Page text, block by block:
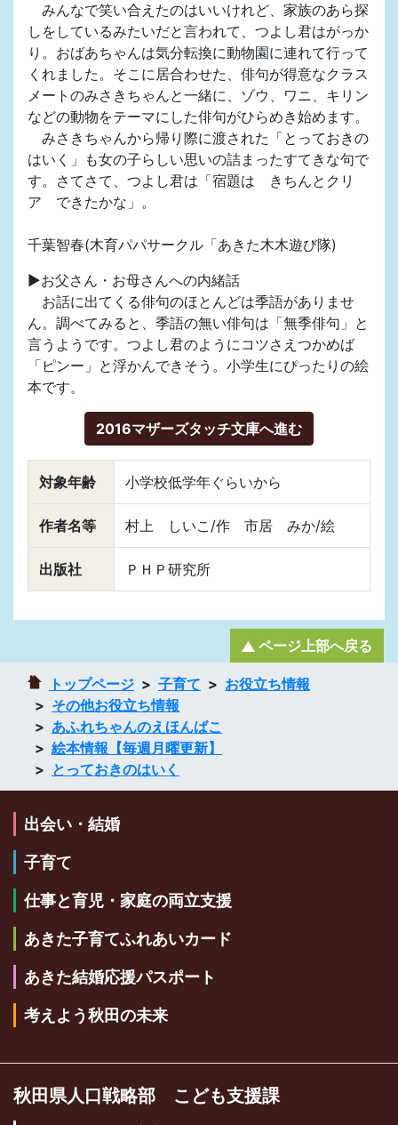
みんなで笑い合えたのはいいけれど、家族のあら探
しをしているみたいだと言われて、つよし君はがっか
り。おばあちゃんは気分転換に動物園に連れて行って
くれました。そこに居合わせた、俳句が得意なクラス
メートのみさきちゃんと一緒に、ゾウ、ワニ、キリン
などの動物をテーマにした俳句がひらめき始めます。
みさきちゃんから帰り際に渡された「とっておきの
はいく」も女の子らしい思いの詰まったすてきな句で
す。さてさて、つよし君は「宿題は きちんとクリ
ア できたかな」。
千葉智春(木育パパサークル「あきた木木遊び隊)
▶お父さん・お母さんへの内緒話
お話に出てくる俳句のほとんどは季語がありませ
ん。調べてみると、季語の無い俳句は「無季俳句」と
言うようです。つよし君のようにコツさえつかめば
「ピンー」と浮かんできそう。小学生にぴったりの絵
本です。
2016マザーズタッチ文庫へ進む
対象年齢 小学校低学年ぐらいから
作者名等 村上 しいこ/作 市居 みか/絵
出版社 ＰＨＰ研究所
トップページ 子育て
お役立ち情報
その他お役立ち情報
あふれちゃんのえほんばこ
絵本情報【毎週月曜更新】
とっておきのはいく
ページ上部へ戻る
出会い・結婚
子育て
仕事と育児・家庭の両立支援
あきた子育てふれあいカード
あきた結婚応援パスポート
考えよう秋田の未来
秋田県人口戦略部 こども支援課